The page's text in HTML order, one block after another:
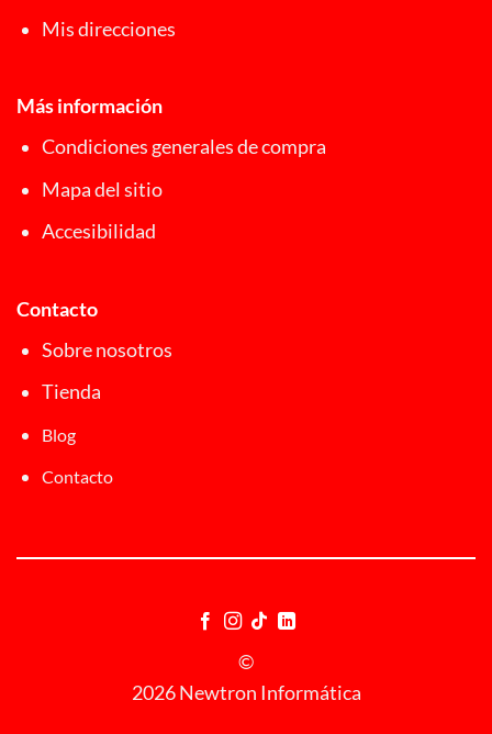
Mis direcciones
Más información
Condiciones generales de compra
Mapa del sitio
Accesibilidad
Contacto
Sobre nosotros
Tienda
Blog
Contacto
©
2026 Newtron Informática